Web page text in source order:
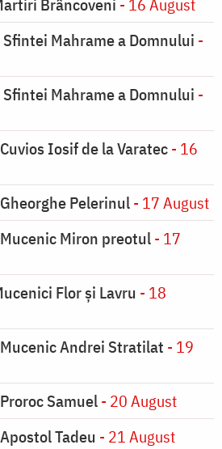
Brâncoveni - 16 August
Mahrame a Domnului -
Mahrame a Domnului -
Iosif de la Varatec- 16
Pelerinul- 17 August
Miron preotul- 17
Flor şi Lavru - 18
Andrei Stratilat - 19
Samuel- 20 August
Tadeu - 21 August